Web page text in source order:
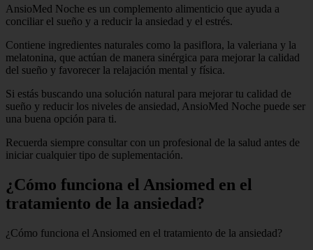
AnsioMed Noche es un complemento alimenticio que ayuda a
conciliar el sueño y a reducir la ansiedad y el estrés.
Contiene ingredientes naturales como la pasiflora, la valeriana y la
melatonina, que actúan de manera sinérgica para mejorar la calidad
del sueño y favorecer la relajación mental y física.
Si estás buscando una solución natural para mejorar tu calidad de
sueño y reducir los niveles de ansiedad, AnsioMed Noche puede ser
una buena opción para ti.
Recuerda siempre consultar con un profesional de la salud antes de
iniciar cualquier tipo de suplementación.
¿Cómo funciona el Ansiomed en el
tratamiento de la ansiedad?
¿Cómo funciona el Ansiomed en el tratamiento de la ansiedad?